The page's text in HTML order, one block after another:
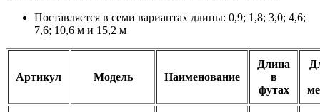
Поставляется в семи вариантах длины: 0,9; 1,8; 3,0; 4,6;
7,6; 10,6 м и 15,2 м
Артикул Модель Наименование
Длина
в
футах